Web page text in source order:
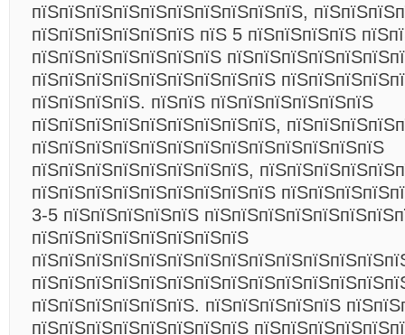
пїЅпїЅпїЅпїЅпїЅпїЅпїЅпїЅпїЅпїЅ,
пїЅпїЅпїЅпїЅпїЅпїЅ пїЅ 5 пїЅпїЅпїЅпїЅ
пїЅпїЅпїЅпїЅпїЅпїЅпїЅ
пїЅпїЅпїЅпїЅпїЅпїЅпїЅпїЅпїЅ
пїЅпїЅпїЅпїЅ. пїЅпїЅ пїЅпїЅпїЅпїЅпїЅпїЅ
пїЅпїЅпїЅпїЅпїЅпїЅпїЅпїЅпїЅ,
пїЅпїЅпїЅпїЅпїЅпїЅпїЅпїЅпїЅпїЅпїЅпїЅпїЅ
пїЅпїЅпїЅпїЅпїЅпїЅпїЅпїЅ,
пїЅпїЅпїЅпїЅпїЅпїЅпїЅпїЅпїЅ
3-5 пїЅпїЅпїЅпїЅпїЅ
пїЅпїЅпїЅпїЅпїЅпїЅпїЅпїЅ
пїЅпїЅпїЅпїЅпїЅпїЅ. пїЅпїЅпїЅпїЅпїЅ
пїЅпїЅпїЅпїЅпїЅпїЅпїЅпїЅ